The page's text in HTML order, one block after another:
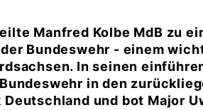
Manfred Kolbe MdB zu
Bundeswehr - einem
In seinen
in den
und bot Major